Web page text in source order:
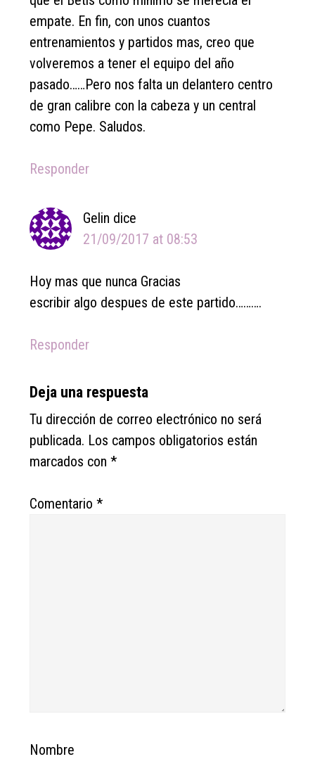
empate. En fin, con unos cuantos
entrenamientos y partidos mas, creo que
volveremos a tener el equipo del año
pasado……Pero nos falta un delantero centro
de gran calibre con la cabeza y un central
como Pepe. Saludos.
Responder
Gelin dice
21/09/2017 at 08:53
Hoy mas que nunca Gracias
escribir algo despues de este partido……….
Responder
Deja una respuesta
Tu dirección de correo electrónico no será
publicada. Los campos obligatorios están
marcados con*
Comentario*
Nombre